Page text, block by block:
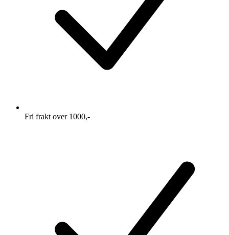
Fri frakt over 1000,-